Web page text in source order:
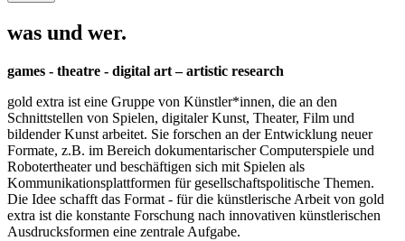
was und wer.
games - theatre - digital art – artistic research
gold extra ist eine Gruppe von Künstler*innen, die an den
Schnittstellen von Spielen, digitaler Kunst, Theater, Film und
bildender Kunst arbeitet. Sie forschen an der Entwicklung neuer
Formate, z.B. im Bereich dokumentarischer Computerspiele und
Robotertheater und beschäftigen sich mit Spielen als
Kommunikationsplattformen für gesellschaftspolitische Themen.
Die Idee schafft das Format - für die künstlerische Arbeit von gold
extra ist die konstante Forschung nach innovativen künstlerischen
Ausdrucksformen eine zentrale Aufgabe.